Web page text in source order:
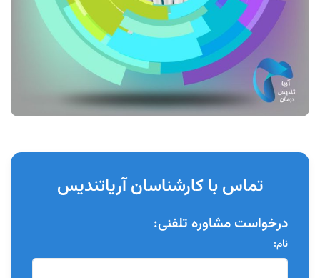
تماس با کارشناسان آریاتندیس
درخواست مشاوره تلفنی:
نام: